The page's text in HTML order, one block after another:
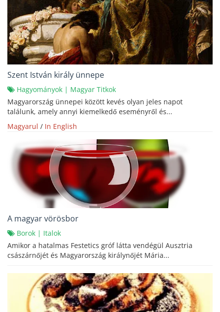
Szent István király ünnepe
Hagyományok | Magyar Titkok
Magyarország ünnepei között kevés olyan jeles napot
találunk, amely annyi kiemelkedő eseményről és...
Magyarul / In English
A magyar vörösbor
Borok | Italok
Amikor a hatalmas Festetics gróf látta vendégül Ausztria
császárnőjét és Magyarország királynőjét Mária...